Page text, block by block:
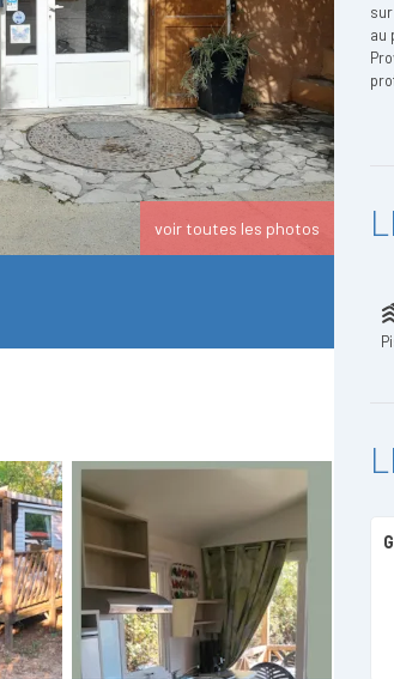
voir toutes les photos
au